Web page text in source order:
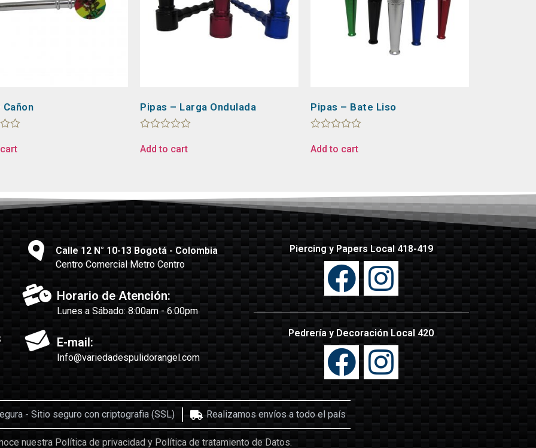
Cañon Pipas – Larga Ondulada
0
Add to cart
Pipas – Bate Liso
0
Add to cart
Calle 12 N° 10-13 Bogotá - Colombia
Centro Comercial Metro Centro
Horario de Atención:
Lunes a Sábado: 8:00am - 6:00pm
E-mail:
Info@variedadespulidorangel.com
Piercing y Papers Local 418-419
Pedrería y Decoración Local 420
- Sitio seguro con criptografia (SSL) Realizamos envíos a todo el país
nuestra Política de privacidad y Política de tratamiento de Datos.